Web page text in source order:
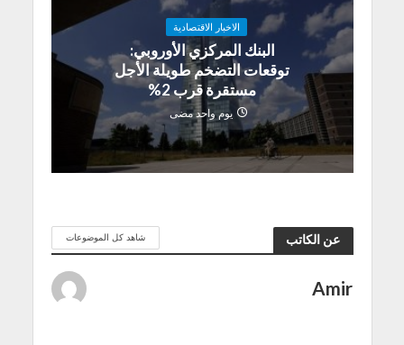
الاخبار الاقتصادية
البنك المركزي الأوروبي:
توقعات التضخم طويلة الأجل
مستقرة قرب 2%
يوم واحد مضى
عن الكاتب شاهد كل الموضوعات
Amir